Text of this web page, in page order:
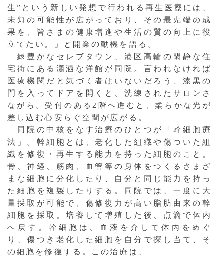
生”という新しい発想で行われる再生医療には、
未知の可能性が広がっており、その最先端の成
果を、皆さまの健康増進や生活の質の向上に役
立てたい。」と開業の動機を語る。
緑豊かなセレブタウン、港区高輪の閑静な住
宅街にある瀟洒な洋館が同院。言われなければ
医療機関だと気づく者はいないだろう。漆黒の
門を入ってドアを開くと、洗練されたサロンさ
ながら。受付のある2階へ進むと、柔らかな光が
差し込む心安らぐ空間が広がる。
同院の中核をなす治療のひとつが「幹細胞療
法」。幹細胞とは、老化した組織や傷ついた組
織を修復・再生する能力を持った細胞のこと。
骨、神経、筋肉、血管等の身体をつくるさまざ
まな細胞に分化したり、自分と同じ能力を持っ
た細胞を複製したりする。同院では、一度に大
量採取が可能で、傷修復力が高い脂肪由来の幹
細胞を採取。培養して増殖した後、点滴で体内
へ戻す。幹細胞は、血液を介して体内をめぐ
り、傷つき老化した細胞を自分で探し当て、そ
の細胞を修復する。この治療は、